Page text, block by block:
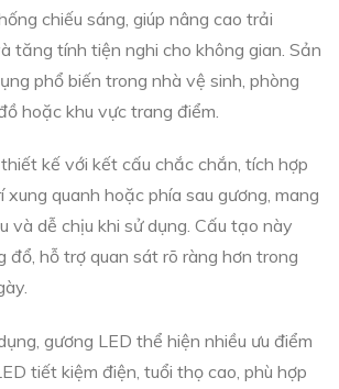
chiếu sáng, giúp nâng cao trải
tăng tính tiện nghi cho không gian. Sản
phổ biến trong nhà vệ sinh, phòng
hoặc khu vực trang điểm.
kế với kết cấu chắc chắn, tích hợp
quanh hoặc phía sau gương, mang
và dễ chịu khi sử dụng. Cấu tạo này
đổ, hỗ trợ quan sát rõ ràng hơn trong
gương LED thể hiện nhiều ưu điểm
tiết kiệm điện, tuổi thọ cao, phù hợp